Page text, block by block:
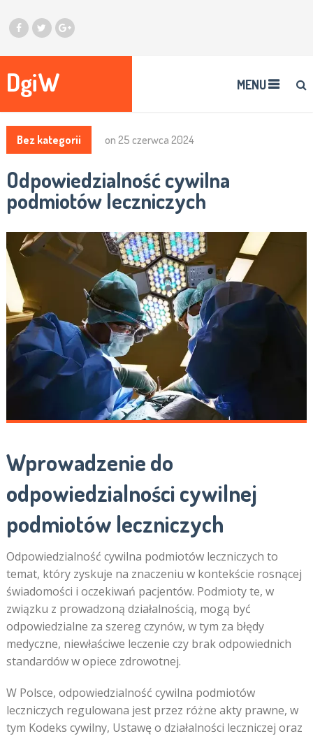
DgiW MENU
Bez kategorii on 25 czerwca 2024
Odpowiedzialność cywilna
podmiotów leczniczych
Wprowadzenie do
odpowiedzialności cywilnej
podmiotów leczniczych
Odpowiedzialność cywilna podmiotów leczniczych to
temat, który zyskuje na znaczeniu w kontekście rosnącej
świadomości i oczekiwań pacjentów. Podmioty te, w
związku z prowadzoną działalnością, mogą być
odpowiedzialne za szereg czynów, w tym za błędy
medyczne, niewłaściwe leczenie czy brak odpowiednich
standardów w opiece zdrowotnej.
W Polsce, odpowiedzialność cywilna podmiotów
leczniczych regulowana jest przez różne akty prawne, w
tym Kodeks cywilny, Ustawę o działalności leczniczej oraz